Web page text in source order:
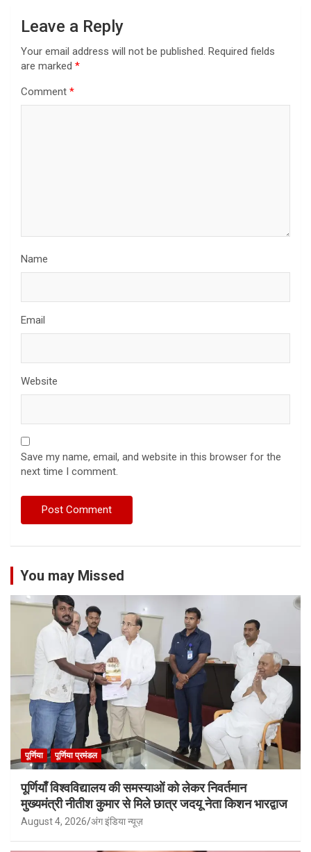
Leave a Reply
Your email address will not be published. Required fields
are marked *
Comment *
Name
Email
Website
Save my name, email, and website in this browser for the
next time I comment.
You may Missed
पूर्णिया पूर्णिया प्रमंडल
पूर्णियाँ विश्वविद्यालय की समस्याओं को लेकर निवर्तमान
मुख्यमंत्री नीतीश कुमार से मिले छात्र जदयू नेता किशन भारद्वाज
August 4, 2026 अंग इंडिया न्यूज़